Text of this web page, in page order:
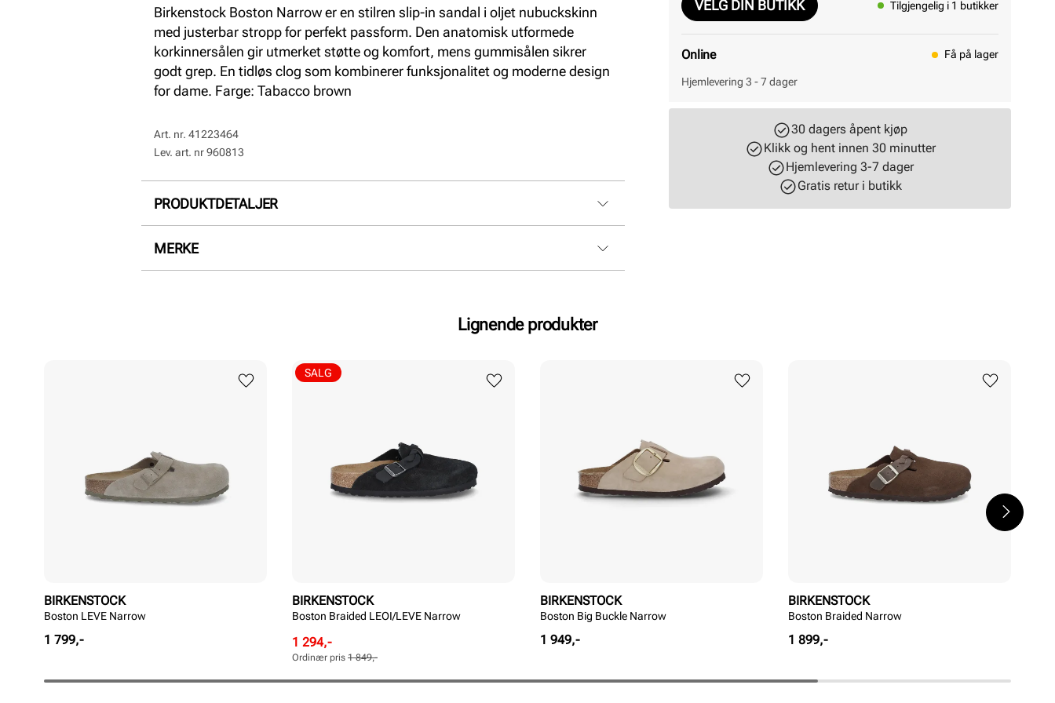
Birkenstock Boston Narrow er en stilren slip-in sandal i oljet nubuckskinn
med justerbar stropp for perfekt passform. Den anatomisk utformede
korkinnersålen gir utmerket støtte og komfort, mens gummisålen sikrer
godt grep. En tidløs clog som kombinerer funksjonalitet og moderne design
for dame. Farge: Tabacco brown
Art. nr. 41223464
Lev. art. nr960813
PRODUKTDETALJER
Overdel:
MERKE
VELG DIN BUTIKK Tilgjengelig i 1 butikker
Online Få på lager
Hjemlevering 3 - 7 dager
30 dagers åpent kjøp
Klikk og hent innen 30 minutter
Hjemlevering 3-7 dager
Gratis retur i butikk
Lignende produkter
BIRKENSTOCK
Boston LEVE Narrow
Pris
1 799,-
BIRKENSTOCK
Boston Braided LEOI/LEVE Narrow
Rabattert
pris
Pris
1 294,-
Ordinær
pris
Pris
Ordinær pris 1 849,-
SALG
BIRKENSTOCK
Boston Big Buckle Narrow
Pris
1 949,-
BIRKENSTOCK
Boston Braided Narrow
Pris
1 899,-